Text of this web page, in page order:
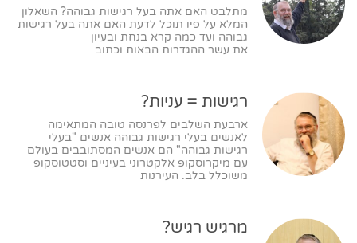
מתלבט האם אתה בעל רגישות גבוהה? השאלון
המלא על פיו תוכל לדעת האם אתה בעל רגישות
גבוהה ועד כמה קרא בנחת ובעיון
את עשר ההגדרות הבאות וכתוב
רגישות = עניות?
ארבעת השלבים לפרנסה טובה המתאימה
לאנשים בעלי רגישות גבוהה אנשים "בעלי
רגישות גבוהה" הם אנשים המסתובבים בעולם
עם מיקרוסקופ אלקטרוני בעיניים וסטטוסקופ
משוכלל בלב. העירנות
מרגיש רגיש?